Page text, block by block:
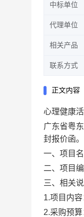
中标单位
代理单位
相关产品
联系方式
正文内容
心理健康
广东省粤
封报价函
一、项目
二、项目
三、相
1.项目内容
2.采购预